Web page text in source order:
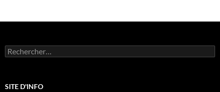
Rechercher :
SITE D'INFO